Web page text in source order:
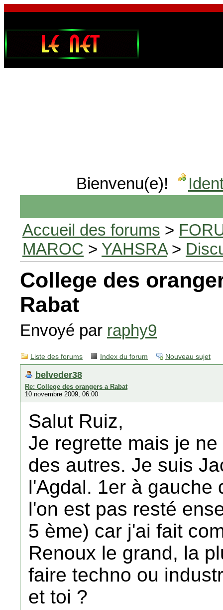
Bienvenu(e)!
Accueil des forums >
MAROC > YAHSRA>
College des
Rabat
Envoyé par raphy9
Liste des forums Index du forum Nouveau sujet
belveder38
Re: College des orangers a Rabat
10 novembre 2009, 06:00
Salut Ruiz,
Je regrette mais je
des autres. Je suis
l'Agdal. 1er à gauche
l'on est pas resté
5 ème) car j'ai fait
Renoux le grand, la
faire techno ou
et toi ?